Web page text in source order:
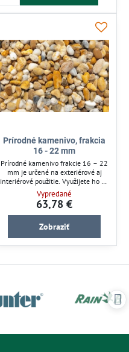
záhradách a na budovách.
Prírodné kamenivo, frakcia
16 - 22 mm
Prírodné kamenivo frakcie 16 – 22
mm je určené na exteriérové aj
interiérové použitie. Využijete ho pri
úpravách zelených striech, záhrad,
chodníkov a okolia domu. Zlepšuje
drenáž a stabilitu povrchov, čím
chráni rastliny a zabraňuje erózii.
Dodáva sa v praktickom BIG BAGu
Vypredané
63,78 €
Zobraziť